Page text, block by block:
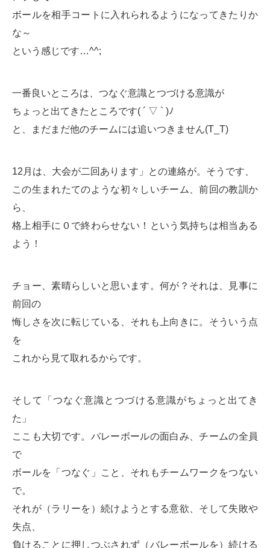
ボールを相手コートに入れられるようになってきたりか
な～
という感じです…^^;
一番良いところは、つなぐ意識とつづける意識が
ちょっと出てきたところです( ´ ▽ ` )ﾉ
と、まだまだ他のチームには追いつきません(T_T)
12月は、大会が二回あります」との連絡が。そうです、
この生まれたてのような初々しいチーム、前回の教訓か
ら、
格上相手に０で終わらせない！という気持ちは相当ある
よう！
チョー、素晴らしいと思います。何が？それは、見事に
前回の
悔しさを次に転じている、それも上向きに。そういう点
を
これから見て取れるからです。
そして「つなぐ意識とつづける意識がちょっと出てき
た」
ここも大切です。バレーボールの面白み、チームの全員
で
ボールを「つなぐ」こと、それもチームワークをつない
で。
それが（ラリーを）続けようとする意欲、そして失敗や
失点、
負けることに押しつぶされず（バレーボールを）続ける